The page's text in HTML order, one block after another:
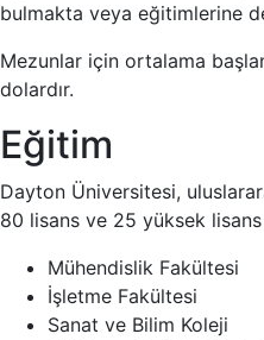
bulmakta veya eğitimlerine
Mezunlar için ortalama
dolardır.
Eğitim
Dayton Üniversitesi,
80 lisans ve 25 yüksek
Mühendislik Fakültesi
İşletme Fakültesi
Sanat ve Bilim Koleji